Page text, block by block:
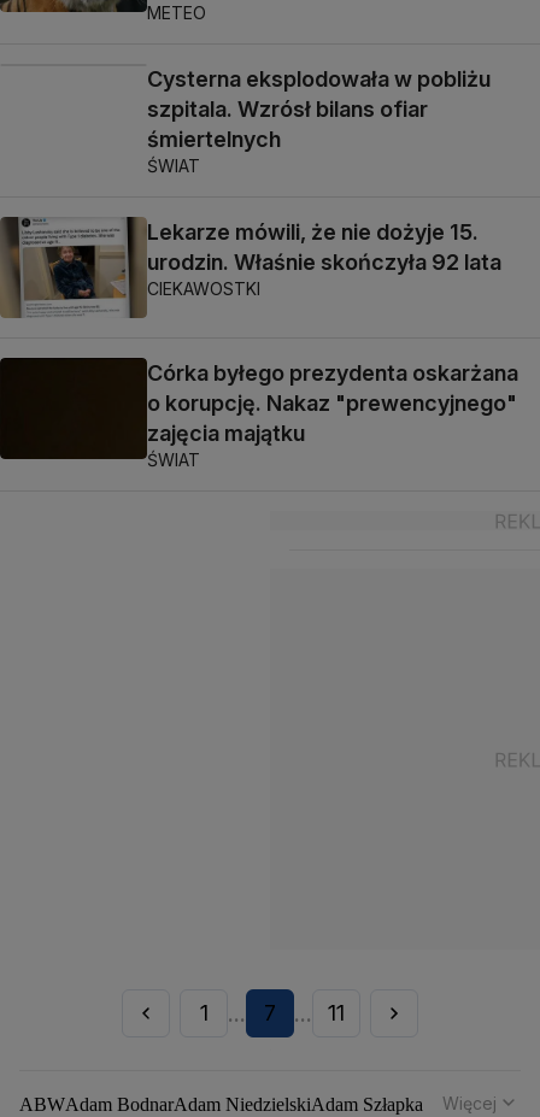
METEO
Cysterna eksplodowała w pobliżu
szpitala. Wzrósł bilans ofiar
śmiertelnych
ŚWIAT
Lekarze mówili, że nie dożyje 15.
urodzin. Właśnie skończyła 92 lata
CIEKAWOSTKI
Córka byłego prezydenta oskarżana
o korupcję. Nakaz "prewencyjnego"
zajęcia majątku
ŚWIAT
1 ... 7 ... 11
ABWAdam BodnarAdam NiedzielskiAdam Szłapka
Więcej